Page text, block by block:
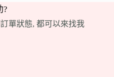
?
單狀態, 都可以來找我